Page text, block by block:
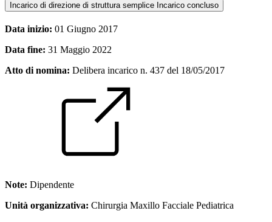
Incarico di direzione di struttura semplice Incarico concluso
Data inizio: 01 Giugno 2017
Data fine: 31 Maggio 2022
Atto di nomina: Delibera incarico n. 437 del 18/05/2017
Note: Dipendente
Unità organizzativa: Chirurgia Maxillo Facciale Pediatrica